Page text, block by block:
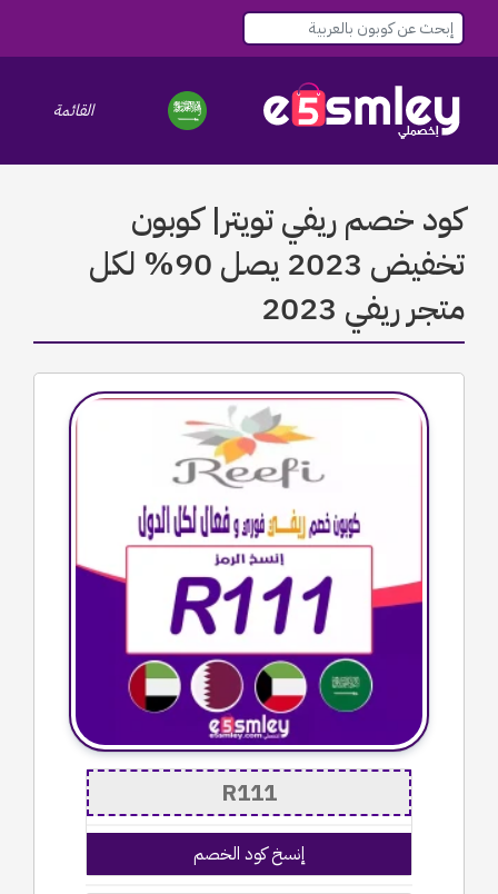
navigation
القائمة
كود خصم ريفي تويتر| كوبون
تخفيض 2023 يصل 90% لكل
متجر ريفي 2023
إنسخ كود الخصم